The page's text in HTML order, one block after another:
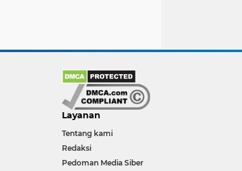
Layanan
Tentang kami
Redaksi
Pedoman Media Siber